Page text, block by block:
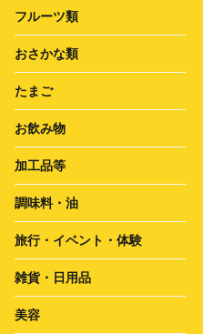
フルーツ類
おさかな類
たまご
お飲み物
加工品等
調味料・油
旅行・イベント・体験
雑貨・日用品
美容